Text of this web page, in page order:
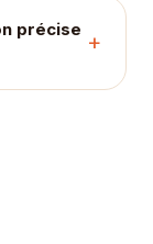
précise